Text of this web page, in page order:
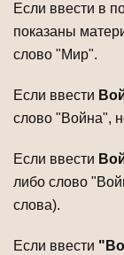
Если ввести в
показаны
слово "Мир".
Если ввести
слово "Война",
Если ввести
либо слово
слова).
Если ввести